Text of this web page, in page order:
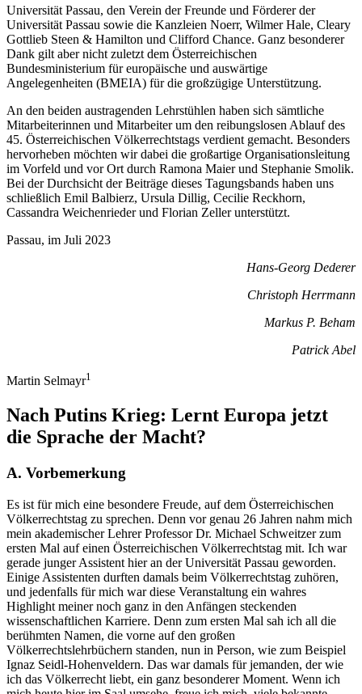
Universität Passau, den Verein der Freunde und Förderer der
Universität Passau sowie die Kanzleien Noerr, Wilmer Hale, Cleary
Gottlieb Steen & Hamilton und Clifford Chance. Ganz besonderer
Dank gilt aber nicht zuletzt dem Österreichischen
Bundesministerium für europäische und auswärtige
Angelegenheiten (BMEIA) für die großzügige Unterstützung.
An den beiden austragenden Lehrstühlen haben sich sämtliche
Mitarbeiterinnen und Mitarbeiter um den reibungslosen Ablauf des
45. Österreichischen Völkerrechtstags verdient gemacht. Besonders
hervorheben möchten wir dabei die großartige Organisationsleitung
im Vorfeld und vor Ort durch Ramona Maier und Stephanie Smolik.
Bei der Durchsicht der Beiträge dieses Tagungsbands haben uns
schließlich Emil Balbierz, Ursula Dillig, Cecilie Reckhorn,
Cassandra Weichenrieder und Florian Zeller unterstützt.
Passau, im Juli 2023
Hans-Georg Dederer
Christoph Herrmann
Markus P. Beham
Patrick Abel
Martin Selmayr1
Nach Putins Krieg: Lernt Europa jetzt
die Sprache der Macht?
A. Vorbemerkung
Es ist für mich eine besondere Freude, auf dem Österreichischen
Völkerrechtstag zu sprechen. Denn vor genau 26 Jahren nahm mich
mein akademischer Lehrer Professor Dr. Michael Schweitzer zum
ersten Mal auf einen Österreichischen Völkerrechtstag mit. Ich war
gerade junger Assistent hier an der Universität Passau geworden.
Einige Assistenten durften damals beim Völkerrechtstag zuhören,
und jedenfalls für mich war diese Veranstaltung ein wahres
Highlight meiner noch ganz in den Anfängen steckenden
wissenschaftlichen Karriere. Denn zum ersten Mal sah ich all die
berühmten Namen, die vorne auf den großen
Völkerrechtslehrbüchern standen, nun in Person, wie zum Beispiel
Ignaz Seidl-Hohenveldern. Das war damals für jemanden, der wie
ich das Völkerrecht liebt, ein ganz besonderer Moment. Wenn ich